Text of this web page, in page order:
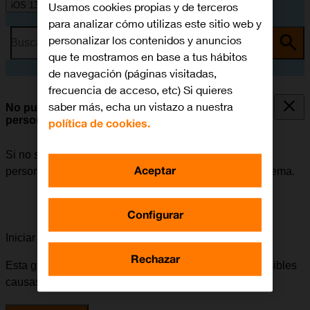
iOS 13.1
Busca por problema o tema
No puedo utilizar el móvil como punto de acceso
personal
Si no se puede utilizar el móvil como punto de acceso
personal, puede haber varias causas posibles al problema.
Iniciar la guía para solucionar tu problema
Esta guía te va a conducir a través de una serie de posibles
causas y soluciones al problema.
Usamos cookies propias y de terceros
para analizar cómo utilizas este sitio web y
personalizar los contenidos y anuncios
que te mostramos en base a tus hábitos
de navegación (páginas visitadas,
frecuencia de acceso, etc) Si quieres
saber más, echa un vistazo a nuestra
política de cookies.
Configurar
Rechazar
Aceptar